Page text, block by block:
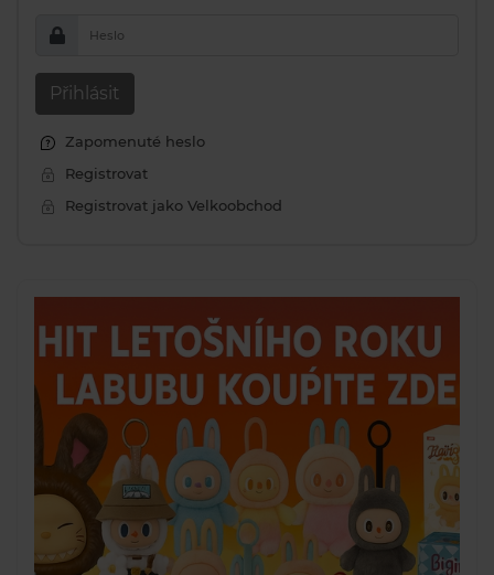
Heslo
Přihlásit
Zapomenuté heslo
Registrovat
Registrovat jako Velkoobchod